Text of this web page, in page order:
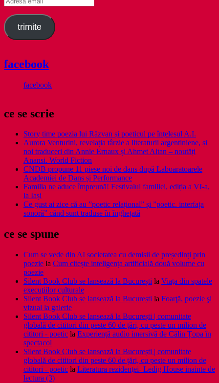
email
trimite
facebook
facebook
ce se scrie
Story time poezia lui Răzvan și poeticul pe înțelesul A.I.
Aurora Venturini, revelația târzie a literaturii argentiniene, și
noi traduceri din Annie Ernaux și Ahmet Altan – noutăți
Anansi. World Fiction
CNDB propune 11 piese noi de dans după Laboaratoarele
Academiei de Dans și Performance
Familia ne aduce împreună! Festivalul familiei, ediția a VI-a,
la Iași
Ce gust ai zice că au ”poetic relațional” și ”poetic. interfața
sonoră” când sunt traduse în înghețată
ce se spune
Cum se vede din AI societatea cu demisii de președinți prin
poezie la Cum citește inteligența artificială două volume cu
poezie
Silent Book Club se lansează la București la Viaţa din spatele
execuţiilor culturale
Silent Book Club se lansează la București la Foarţă, poezie şi
vizual la galerie
Silent Book Club se lansează la București | comunitate
globală de cititori din peste 60 de țări, cu peste un milion de
cititori - poetic la Experiență audio imersivă de Călin Țopa în
spectacol
Silent Book Club se lansează la București | comunitate
globală de cititori din peste 60 de țări, cu peste un milion de
cititori - poetic la Literatura rezidenţei- Ledig House inainte de
lectura (3)